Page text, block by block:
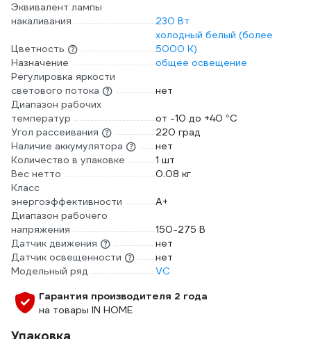
Эквивалент лампы
накаливания
230 Вт
Цветность
холодный белый (более
5000 К)
Назначение
общее освещение
Регулировка яркости
светового потока
нет
Диапазон рабочих
температур
от -10 до +40 °С
Угол рассеивания
220 град
Наличие аккумулятора
нет
Количество в упаковке
1 шт
Вес нетто
0.08 кг
Класс
энергоэффективности
A+
Диапазон рабочего
напряжения
150-275 В
Датчик движения
нет
Датчик освещенности
нет
Модельный ряд
VC
Гарантия производителя 2 года
на товары IN HOME